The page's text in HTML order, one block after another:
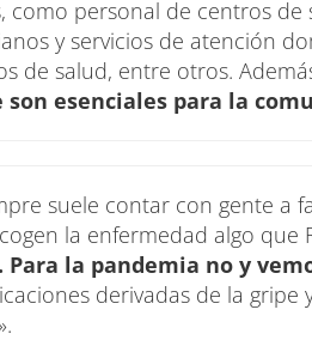
como personal de centros
y servicios de atención
de salud, entre otros.
esenciales para la
suele contar con gente a
la enfermedad algo que
la pandemia no y
derivadas de la